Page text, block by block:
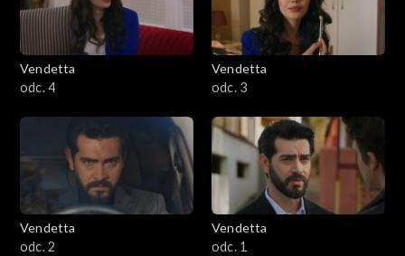
Vendetta
odc. 4
Vendetta
odc. 3
Vendetta
odc. 2
Vendetta
odc. 1